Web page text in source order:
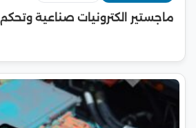
ماجستير الكترونيات صناعية وتحكم